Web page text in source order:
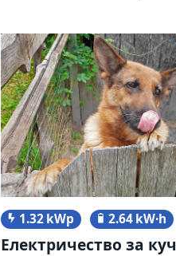
1.32 kWp 2.64 kW·h
Електри­че­ство за